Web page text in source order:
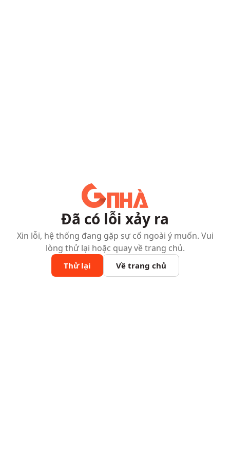
Đã có lỗi xảy ra
Xin lỗi, hệ thống đang gặp sự cố ngoài ý muốn. Vui
lòng thử lại hoặc quay về trang chủ.
Thử lại Về trang chủ